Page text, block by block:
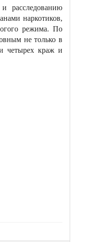
расследованию
наркотиков,
режима. По
не только в
четырех краж и